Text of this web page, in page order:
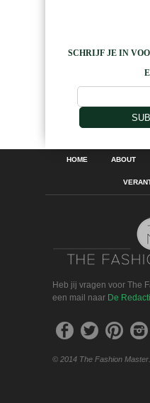
SCHRIJF JE IN
HOME ABOUT
Heb jij vragen voor The
een mail naar De
© 2014 The Fashion